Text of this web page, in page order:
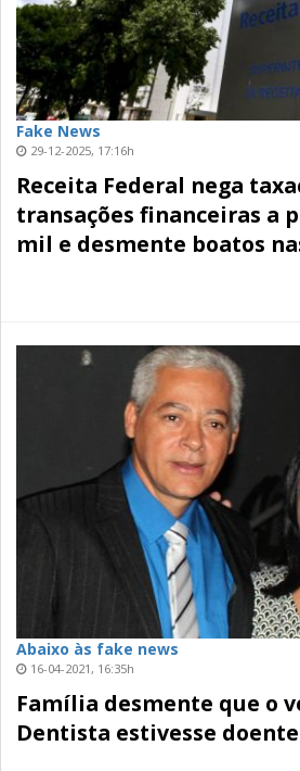
Fake News
29-12-2025, 17:16h
Receita Federal nega
transações financeiras a
mil e desmente boatos
Abaixo às fake news
16-04-2021, 16:35h
Família desmente que o
Dentista estivesse